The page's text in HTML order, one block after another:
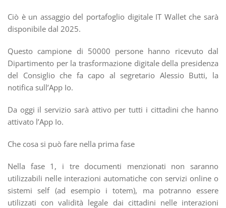
Ciò è un assaggio del portafoglio digitale IT Wallet che sarà
disponibile dal 2025.
Questo campione di 50000 persone hanno ricevuto dal
Dipartimento per la trasformazione digitale della presidenza
del Consiglio che fa capo al segretario Alessio Butti, la
notifica sull’App Io.
Da oggi il servizio sarà attivo per tutti i cittadini che hanno
attivato l’App Io.
Che cosa si può fare nella prima fase
Nella fase 1, i tre documenti menzionati non saranno
utilizzabili nelle interazioni automatiche con servizi online o
sistemi self (ad esempio i totem), ma potranno essere
utilizzati con validità legale dai cittadini nelle interazioni